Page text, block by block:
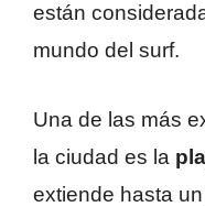
están
mundo del surf.
Una de las más
la ciudad es la
extiende hasta